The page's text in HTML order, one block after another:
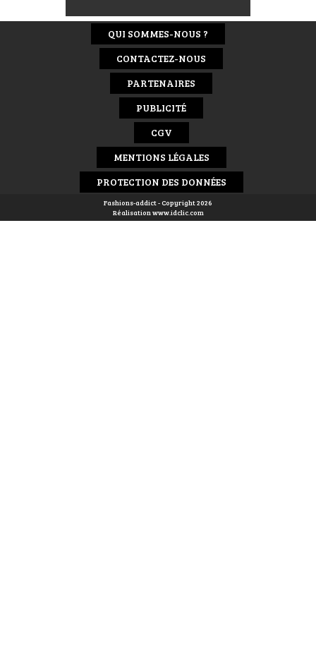
QUI SOMMES-NOUS ?
CONTACTEZ-NOUS
PARTENAIRES
PUBLICITÉ
CGV
MENTIONS LÉGALES
PROTECTION DES DONNÉES
Fashions-addict - Copyright 2026
Réalisation www.idclic.com